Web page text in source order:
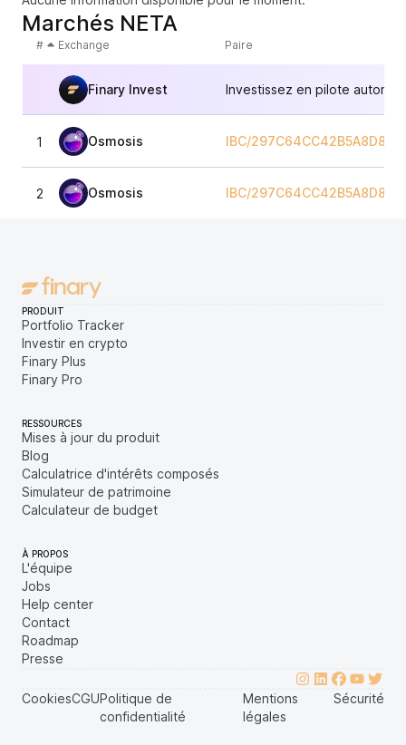
Marchés NETA
# Exchange Paire
Finary Invest Investissez en pilote
1 Osmosis IBC/
2 Osmosis IBC/
PRODUIT
Portfolio Tracker
Investir en crypto
Finary Plus
Finary Pro
RESSOURCES
Mises à jour du produit
Blog
Calculatrice d'intérêts composés
Simulateur de patrimoine
Calculateur de budget
À PROPOS
L'équipe
Jobs
Help center
Contact
Roadmap
Presse
CookiesCGUPolitique de
confidentialité
Mentions
légales
Sécurité